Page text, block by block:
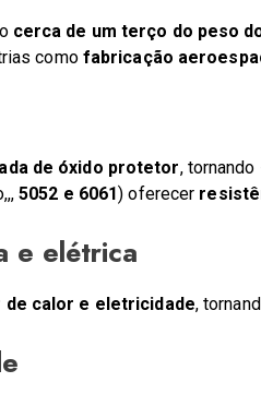
cerca de um terço do peso
como fabricação
de óxido protetor,
5052 e 6061) oferecer
e elétrica
de calor e eletricidade,